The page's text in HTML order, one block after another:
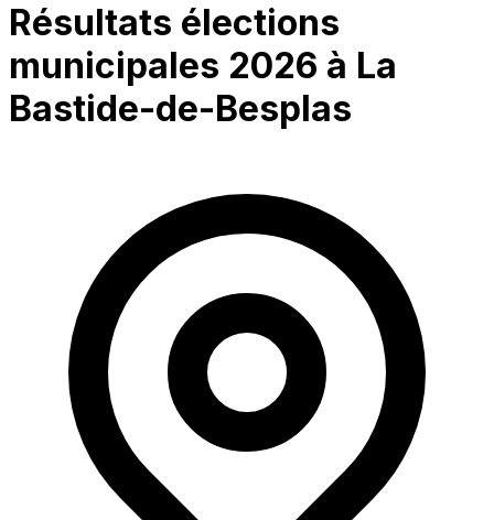
Résultats élections
municipales 2026 à La
Bastide-de-Besplas